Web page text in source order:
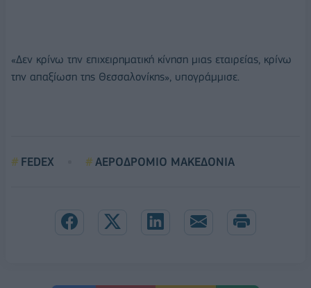
«Δεν κρίνω την επιχειρηματική κίνηση μιας εταιρείας, κρίνω
την απαξίωση της Θεσσαλονίκης», υπογράμμισε.
FEDEX ΑΕΡΟΔΡΟΜΙΟ ΜΑΚΕΔΟΝΙΑ